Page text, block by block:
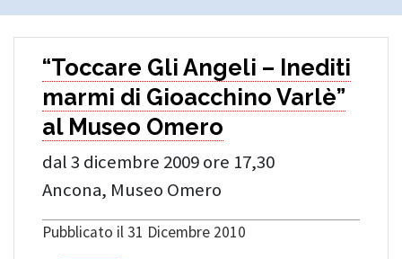
“Toccare Gli Angeli – Inediti
marmi di Gioacchino Varlè”
al Museo Omero
dal 3 dicembre 2009 ore 17,30
Ancona, Museo Omero
Pubblicato il 31 Dicembre 2010